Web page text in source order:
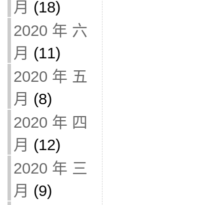
月 (18)
2020 年 六
月 (11)
2020 年 五
月 (8)
2020 年 四
月 (12)
2020 年 三
月 (9)